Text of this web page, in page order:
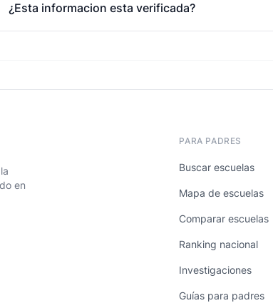
¿Esta informacion esta verificada?
en
PARA PADRES
Buscar escuelas
Mapa de escuelas
Comparar escuelas
Ranking nacional
Investigaciones
Guías para padres